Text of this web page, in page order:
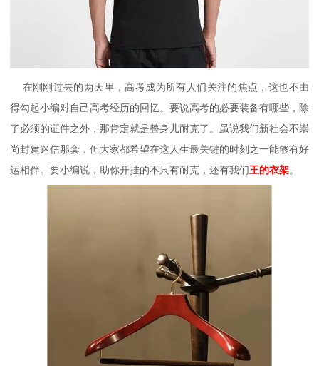
在刚刚过去的两天里，高考成为所有人们关注的焦点，这也不由
得勾起小编对自己高考经历的回忆。要说高考的必要装备有哪些，除
了必须的证件之外，那肯定就是整身儿耐克了。虽说我们新社会不崇
尚封建迷信那套，但大家都希望在这人生最关键的时刻之一能够有好
运相伴。要小编说，助你开挂的不只有耐克，还有我们 王的衣架。